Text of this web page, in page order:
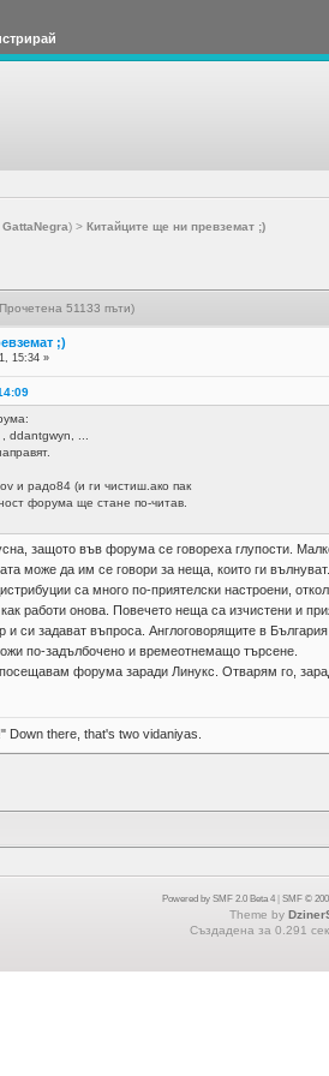
GattaNegra) > Китайците ще ни превземат ;)
51133 пъти)
;)
15:34 »
ddantgwyn, ...
и радо84 (и ги чистиш.ако пак
форума ще стане по-читав.
защото във форума се говореха глупости.
може да им се говори за неща, които ги
са много по-приятелски настроени,
работи онова. Повечето неща са изчистени и
и си задават въпроса. Англоговорящите в
по-задълбочено и времеотнемащо търсене.
форума заради Линукс. Отварям го,
Down there, that's two vidaniyas.
Powered by SMF 2.0 Beta 4 | SMF ©
Theme by
Създадена за 0.291 сек